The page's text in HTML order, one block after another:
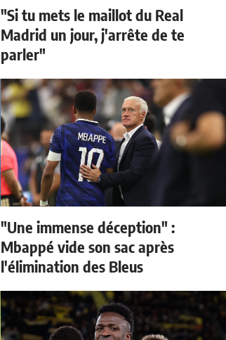
"Si tu mets le maillot du Real
Madrid un jour, j'arrête de te
parler"
"Une immense déception" :
Mbappé vide son sac après
l'élimination des Bleus